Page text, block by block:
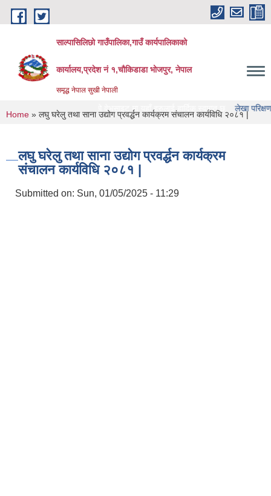
Skip to main content
साल्पासिलिछो गाउँपालिका,गाउँ कार्यपालिकाको
कार्यालय,प्रदेश नं १,चौकिडाडा भोजपुर, नेपाल
समृद्ध नेपाल सुखी नेपाली
गाउँपालिका को वेभसाइट मा यहाँ हरुलाई हार्दिक स्वागत छ लेखा परिक्षण गर्ने
You are here
Home » लघु घरेलु तथा साना उद्योग प्रवर्द्धन कार्यक्रम संचालन कार्यविधि २०८१ |
लघु घरेलु तथा साना उद्योग प्रवर्द्धन कार्यक्रम
संचालन कार्यविधि २०८१ |
Submitted on: Sun, 01/05/2025 - 11:29